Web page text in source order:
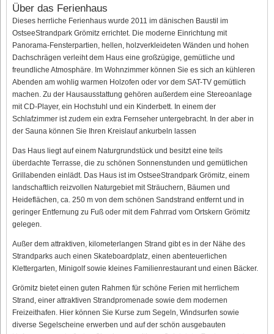
Über das Ferienhaus
Dieses herrliche Ferienhaus wurde 2011 im dänischen Baustil im
OstseeStrandpark Grömitz errichtet. Die moderne Einrichtung mit
Panorama-Fensterpartien, hellen, holzverkleideten Wänden und hohen
Dachschrägen verleiht dem Haus eine großzügige, gemütliche und
freundliche Atmosphäre. Im Wohnzimmer können Sie es sich an kühleren
Abenden am wohlig warmen Holzofen oder vor dem SAT-TV gemütlich
machen. Zu der Hausausstattung gehören außerdem eine Stereoanlage
mit CD-Player, ein Hochstuhl und ein Kinderbett. In einem der
Schlafzimmer ist zudem ein extra Fernseher untergebracht. In der aber in
der Sauna können Sie Ihren Kreislauf ankurbeln lassen
Das Haus liegt auf einem Naturgrundstück und besitzt eine teils
überdachte Terrasse, die zu schönen Sonnenstunden und gemütlichen
Grillabenden einlädt. Das Haus ist im OstseeStrandpark Grömitz, einem
landschaftlich reizvollen Naturgebiet mit Sträuchern, Bäumen und
Heideflächen, ca. 250 m von dem schönen Sandstrand entfernt und in
geringer Entfernung zu Fuß oder mit dem Fahrrad vom Ortskern Grömitz
gelegen.
Außer dem attraktiven, kilometerlangen Strand gibt es in der Nähe des
Strandparks auch einen Skateboardplatz, einen abenteuerlichen
Klettergarten, Minigolf sowie kleines Familienrestaurant und einen Bäcker.
Grömitz bietet einen guten Rahmen für schöne Ferien mit herrlichem
Strand, einer attraktiven Strandpromenade sowie dem modernen
Freizeithafen. Hier können Sie Kurse zum Segeln, Windsurfen sowie
diverse Segelscheine erwerben und auf der schön ausgebauten